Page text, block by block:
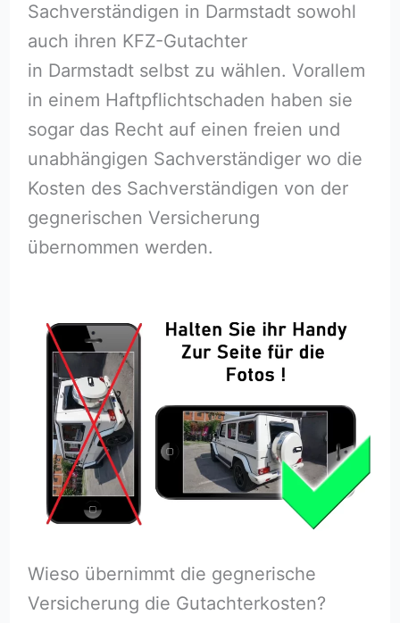
Sachverständigen in Darmstadt sowohl
auch ihren KFZ-Gutachter
in Darmstadt selbst zu wählen. Vorallem
in einem Haftpflichtschaden haben sie
sogar das Recht auf einen freien und
unabhängigen Sachverständiger wo die
Kosten des Sachverständigen von der
gegnerischen Versicherung
übernommen werden.
Wieso übernimmt die gegnerische
Versicherung die Gutachterkosten?